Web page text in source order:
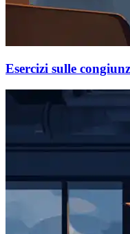
Esercizi sulle